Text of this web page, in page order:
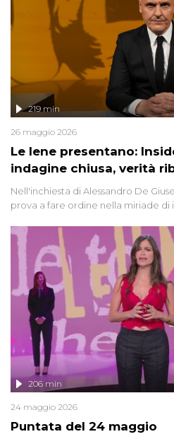
Le Iene presentano:
indagine chiusa, verità
219 min
26 maggio 2026
Nell'inchiesta di Alessandro De
prova a fare ordine nella miriade di
giudiziarie più discusse degli ultimi
vicenda mettendo in fila
controversi e i protagonisti di
fine.
Puntata del 24 maggio
206 min
24 maggio 2026